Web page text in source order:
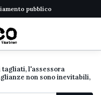
pubblico
l'assessora
non sono inevitabili,